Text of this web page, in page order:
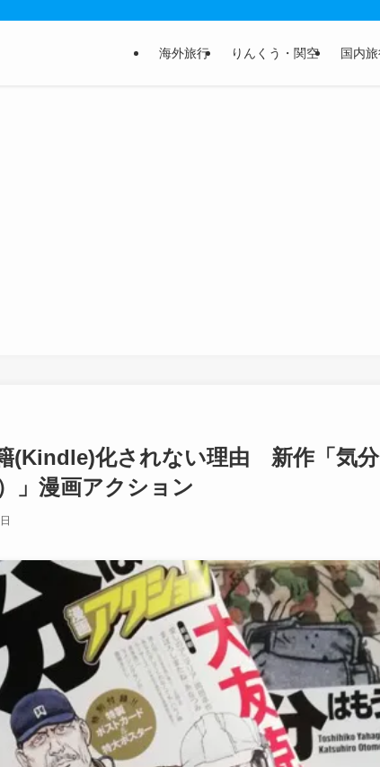
海外旅行 りんくう・関空 国内
(Kindle)化されない理由 新作「気
」漫画アクション